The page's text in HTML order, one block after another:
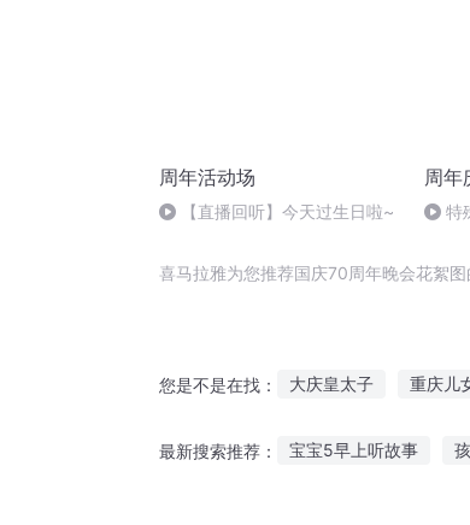
周年活动场
【直播回听】今天过生日啦~
周年
特
喜马拉雅为您推荐国庆70周年晚会花絮
您是不是在找： 大庆皇太子 重庆儿
最新搜索推荐： 宝宝5早上听故事